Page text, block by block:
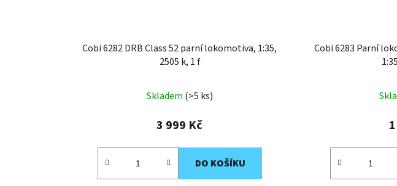
Cobi 6282 DRB Class 52 parní lokomotiva, 1:35,
2505 k, 1 f
Skladem (>5 ks)
3 999 Kč
DO KOŠÍKU
Cobi 6283 Parní